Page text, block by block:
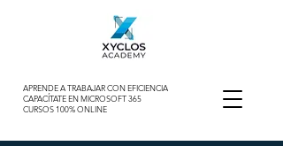
APRENDE A TRABAJAR CON EFICIENCIA
CAPACÍTATE EN MICROSOFT 365
CURSOS 100% ONLINE